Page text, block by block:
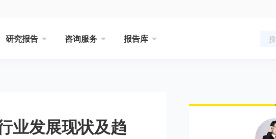
研究报告 咨询服务 报告库
业发展现状及趋